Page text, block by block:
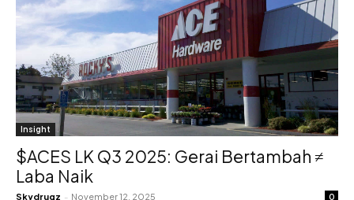
Insight
$ACES LK Q3 2025: Gerai Bertambah ≠
Laba Naik
Skydrugz - November 12, 2025 0